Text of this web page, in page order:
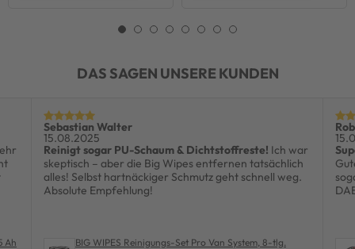
DAS SAGEN UNSERE KUNDEN
Ah
Sebastian Walter
15.08.2025
Reinigt sogar PU-Schaum & Dichtstoffreste! Ich war
skeptisch – aber die Big Wipes entfernen tatsächlich
alles! Selbst hartnäckiger Schmutz geht schnell weg.
Absolute Empfehlung!
BIG WIPES Reinigungs-Set Pro Van System, 8-tlg.